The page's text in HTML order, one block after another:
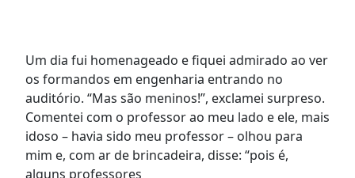
Um dia fui homenageado e fiquei admirado ao ver
os formandos em engenharia entrando no
auditório. “Mas são meninos!”, exclamei surpreso.
Comentei com o professor ao meu lado e ele, mais
idoso – havia sido meu professor – olhou para
mim e, com arde brincadeira, disse: “pois é,
alguns professores